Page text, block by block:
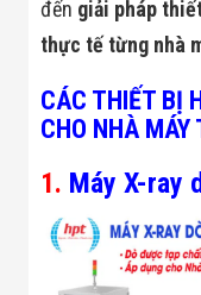
đến giải pháp
thực tế từng nhà
CÁC THIẾT BỊ
CHO NHÀ MÁY
1. Máy X-ray